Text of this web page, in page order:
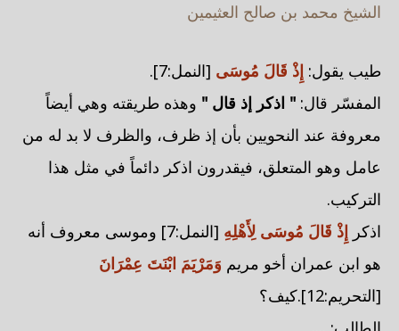
الشيخ محمد بن صالح العثيمين
طيب يقول: إِذْ قَالَ مُوسَى [النمل:7].
المفسّر قال: " اذكر إذ قال " وهذه طريقته وهي أيضاً
معروفة عند النحويين بأن إذ ظرف، والظرف لا بد له من
عامل وهو المتعلق، فيقدرون اذكر دائماً في مثل هذا
التركيب.
اذكر إِذْ قَالَ مُوسَى لِأَهْلِهِ
[النمل:7] وموسى معروف أنه
هو ابن عمران أخو مريم وَمَرْيَمَ ابْنَتَ عِمْرَانَ
[التحريم:12].كيف؟